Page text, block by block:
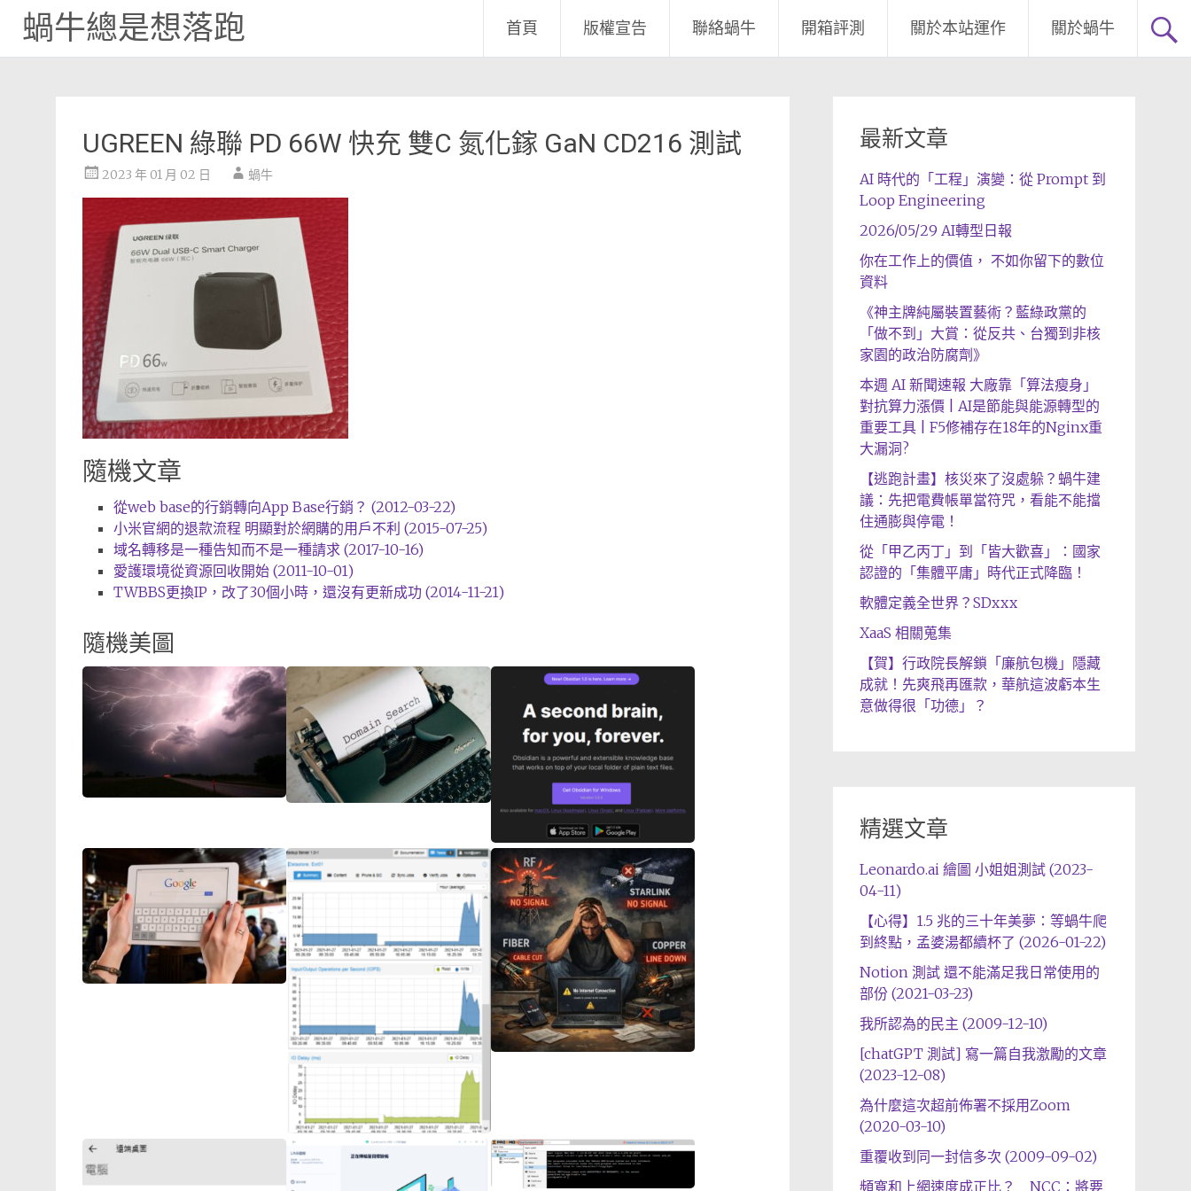
蝸牛總是想落跑 首頁 版權宣告 聯絡蝸牛 開箱評測 關於本站運作 關於蝸牛
UGREEN 綠聯 PD 66W 快充 雙C 氮化鎵 GaN CD216 測試
2023 年 01 月 02 日 蝸牛
隨機文章
從web base的行銷轉向App Base行銷？ (2012-03-22)
小米官網的退款流程 明顯對於網購的用戶不利 (2015-07-25)
域名轉移是一種告知而不是一種請求 (2017-10-16)
愛護環境從資源回收開始 (2011-10-01)
TWBBS更換IP，改了30個小時，還沒有更新成功 (2014-11-21)
隨機美圖
最新文章
AI 時代的「工程」演變：從 Prompt 到
Loop Engineering
2026/05/29 AI轉型日報
你在工作上的價值， 不如你留下的數位
資料
《神主牌純屬裝置藝術？藍綠政黨的
「做不到」大賞：從反共、台獨到非核
家園的政治防腐劑》
本週 AI 新聞速報 大廠靠「算法瘦身」
對抗算力漲價 | AI是節能與能源轉型的
重要工具 | F5修補存在18年的Nginx重
大漏洞?
【逃跑計畫】核災來了沒處躲？蝸牛建
議：先把電費帳單當符咒，看能不能擋
住通膨與停電！
從「甲乙丙丁」到「皆大歡喜」：國家
認證的「集體平庸」時代正式降臨！
軟體定義全世界？SDxxx
XaaS 相關蒐集
【賀】行政院長解鎖「廉航包機」隱藏
成就！先爽飛再匯款，華航這波虧本生
意做得很「功德」？
精選文章
Leonardo.ai 繪圖 小姐姐測試 (2023-
04-11)
【心得】1.5 兆的三十年美夢：等蝸牛爬
到終點，孟婆湯都續杯了 (2026-01-22)
Notion 測試 還不能滿足我日常使用的
部份 (2021-03-23)
我所認為的民主 (2009-12-10)
[chatGPT 測試] 寫一篇自我激勵的文章
(2023-12-08)
為什麼這次超前佈署不採用Zoom
(2020-03-10)
重覆收到同一封信多次 (2009-09-02)
頻寬和上網速度成正比？ NCC：將要